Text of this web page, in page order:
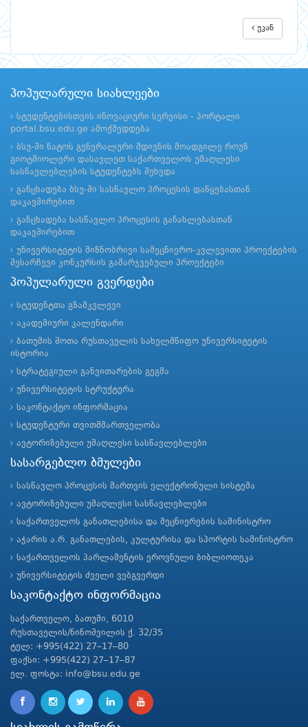
უკან
პოპულარული სიახლეები
სტუდენტებისთვის ინოვაციური სერვისი - პორტალი
portal.bsu.edu.ge ამოქმედდება
ბსუ-ში ნატოს გენერალური მდივნის მოადგილე როუზ
გიოტმიოლერი დასავლეთ საქართველოს უმაღლესი
სასწავლებლების სტუდენტებს შეხვდა
განცხადება ბსუ-ში სასწავლო პროცესის დაწყებასთან
დაკავშირებით
განცხადება სასწავლო პროცესის განახლებასთან
დაკავშირებით
უნივერსიტეტის მიზნობრივი სამეცნიერო-კვლევითი პროექტების
შესარჩევი კონკურსის გამარჯვებული პროექტები
პოპულარული გვერდები
სტუდენტთა გზამკვლევი
აკადემიური კალენდარი
ბათუმის შოთა რუსთაველის სახელმწიფო უნივერსიტეტის
ისტორია
სტრატეგიული განვითარების გეგმა
უნივერსიტეტის სტრუქტურა
საკონტაქტო ინფორმაცია
სტუდენტური თვითმმართველობა
ავტორიზებული უმაღლესი სასწავლებლები
სასარგებლო ბმულები
სასწავლო პროცესის მართვის ელექტრონული სისტემა
ავტორიზებული უმაღლესი სასწავლებლები
საქართველოს განათლებისა და მეცნიერების სამინისტრო
აჭარის ა.რ. განათლების, კულტურისა და სპორტის სამინისტრო
საქართველოს პარლამენტის ეროვნული ბიბლიოთეკა
უნივერსიტეტის ძველი ვებგვერდი
საკონტაქტო ინფორმაცია
საქართველო, ბათუმი, 6010
რუსთაველის/ნინოშვილის ქ. 32/35
ტელ: +995(422) 27–17–80
ფაქსი: +995(422) 27–17–87
ელ. ფოსტა: info@bsu.edu.ge